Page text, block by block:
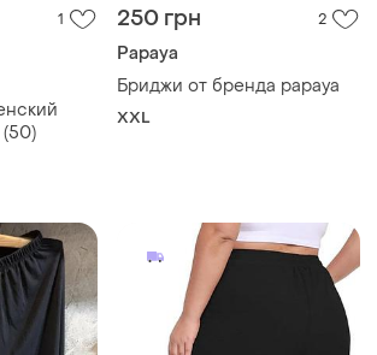
1 250 грн 2
Papaya
Бриджи от бренда papaya
XXL